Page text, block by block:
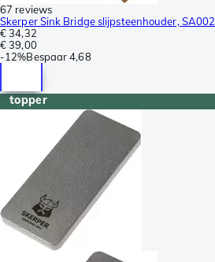
67 reviews
Skerper Sink Bridge slijpsteenhouder, SA002
€ 34,32
€ 39,00
-12%Bespaar 4,68
topper